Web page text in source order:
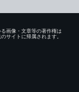
画像・文章等の著作権は
サイトに帰属されます。